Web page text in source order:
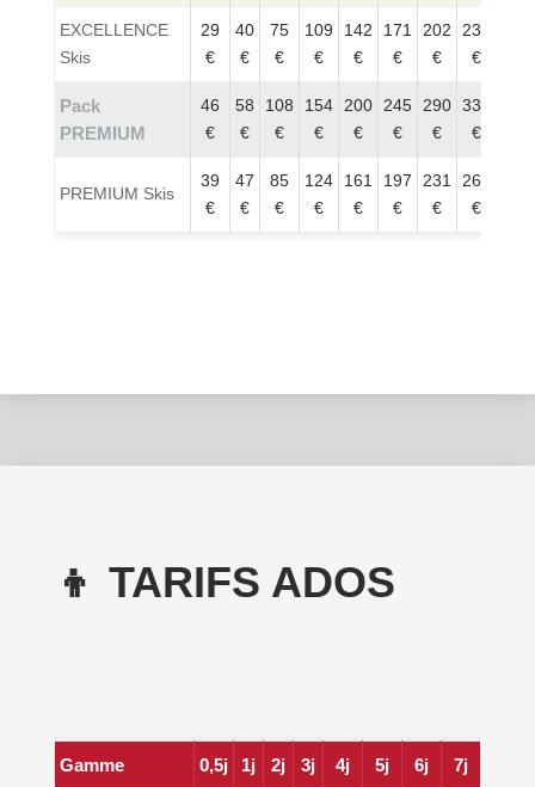
EXCELLENCE
Skis
29
€
40
€
75
€
109
€
142
€
171
€
202
€
231
€
Pack
PREMIUM
46
€
58
€
108
€
154
€
200
€
245
€
290
€
332
€
PREMIUM Skis
39
€
47
€
85
€
124
€
161
€
197
€
231
€
263
€
👦 TARIFS ADOS
Gamme 0,5j 1j 2j 3j 4j 5j 6j 7j